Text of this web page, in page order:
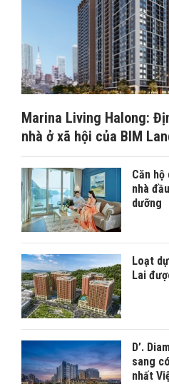
Marina Living Halong:
nhà ở xã hội của BIM
Căn
nhà
dưỡng
Loạt
Lai
D’.
sang
nhất